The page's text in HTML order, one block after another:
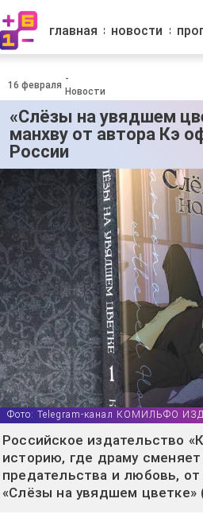
главная новости
16 февраля
-
Новости
«Слёзы на увядшем
манхву от автора Кэ
России
Фото: Telegram-канал КОМИЛЬФО
Российское издательство
историю, где драму
предательства и любовь,
«Слёзы на увядшем цветке»